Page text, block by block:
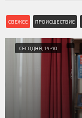
СВЕЖЕЕ ПРОИСШЕСТВИЕ
СЕГОДНЯ, 14:40